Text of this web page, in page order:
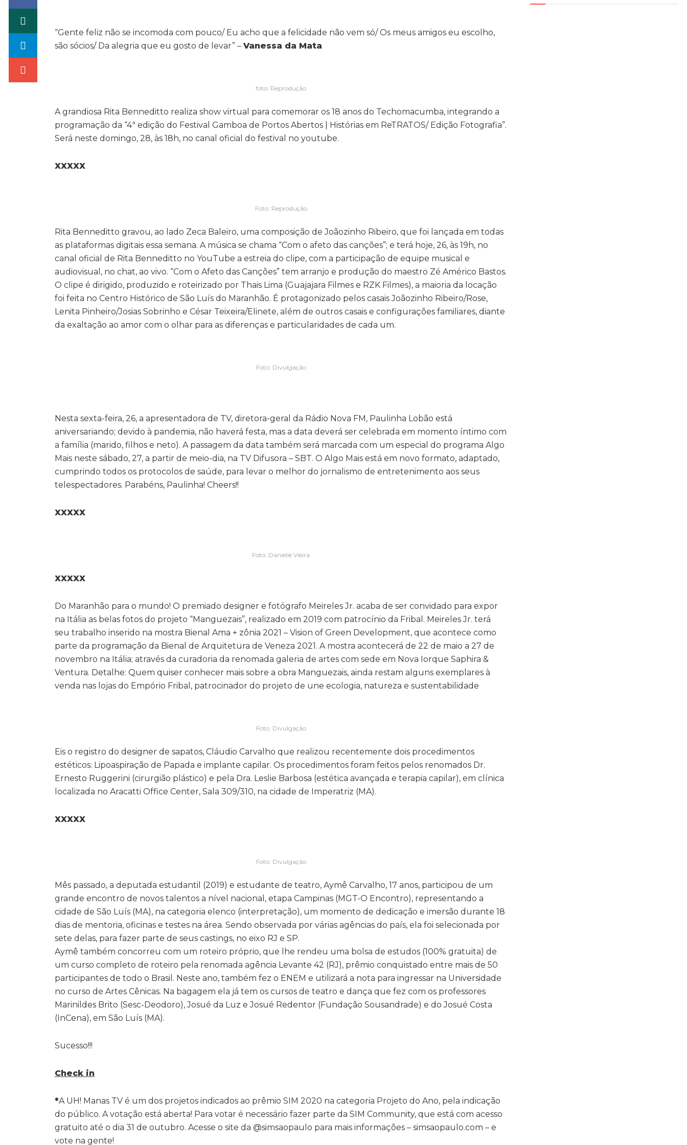
“Gente feliz não se incomoda com pouco/ Eu acho que a felicidade não vem só/ Os meus amigos eu escolho,
são sócios/ Da alegria que eu gosto de levar” – Vanessa da Mata
foto: Reprodução
A grandiosa Rita Benneditto realiza show virtual para comemorar os 18 anos do Techomacumba, integrando a
programação da “4ª edição do Festival Gamboa de Portos Abertos | Histórias em ReTRATOS/ Edição Fotografia”.
Será neste domingo, 28, às 18h, no canal oficial do festival no youtube.
XXXXX
Foto: Reprodução
Rita Benneditto gravou, ao lado Zeca Baleiro, uma composição de Joãozinho Ribeiro, que foi lançada em todas
as plataformas digitais essa semana. A música se chama “Com o afeto das canções”; e terá hoje, 26, às 19h, no
canal oficial de Rita Benneditto no YouTube a estreia do clipe, com a participação de equipe musical e
audiovisual, no chat, ao vivo. “Com o Afeto das Canções” tem arranjo e produção do maestro Zé Américo Bastos.
O clipe é dirigido, produzido e roteirizado por Thais Lima (Guajajara Filmes e RZK Filmes), a maioria da locação
foi feita no Centro Histórico de São Luís do Maranhão. É protagonizado pelos casais Joãozinho Ribeiro/Rose,
Lenita Pinheiro/Josias Sobrinho e César Teixeira/Elinete, além de outros casais e configurações familiares, diante
da exaltação ao amor com o olhar para as diferenças e particularidades de cada um.
Foto: Divulgação
Nesta sexta-feira, 26, a apresentadora de TV, diretora-geral da Rádio Nova FM, Paulinha Lobão está
aniversariando; devido à pandemia, não haverá festa, mas a data deverá ser celebrada em momento íntimo com
a família (marido, filhos e neto). A passagem da data também será marcada com um especial do programa Algo
Mais neste sábado, 27, a partir de meio-dia, na TV Difusora – SBT. O Algo Mais está em novo formato, adaptado,
cumprindo todos os protocolos de saúde, para levar o melhor do jornalismo de entretenimento aos seus
telespectadores. Parabéns, Paulinha! Cheers!!
XXXXX
Foto: Danielle Vieira
XXXXX
Do Maranhão para o mundo! O premiado designer e fotógrafo Meireles Jr. acaba de ser convidado para expor
na Itália as belas fotos do projeto “Manguezais”, realizado em 2019 com patrocínio da Fribal. Meireles Jr. terá
seu trabalho inserido na mostra Bienal Ama + zônia 2021 – Vision of Green Development, que acontece como
parte da programação da Bienal de Arquitetura de Veneza 2021. A mostra acontecerá de 22 de maio a 27 de
novembro na Itália; através da curadoria da renomada galeria de artes com sede em Nova Iorque Saphira &
Ventura. Detalhe: Quem quiser conhecer mais sobre a obra Manguezais, ainda restam alguns exemplares à
venda nas lojas do Empório Fribal, patrocinador do projeto de une ecologia, natureza e sustentabilidade
Foto: Divulgação
Eis o registro do designer de sapatos, Cláudio Carvalho que realizou recentemente dois procedimentos
estéticos: Lipoaspiração de Papada e implante capilar. Os procedimentos foram feitos pelos renomados Dr.
Ernesto Ruggerini (cirurgião plástico) e pela Dra. Leslie Barbosa (estética avançada e terapia capilar), em clínica
localizada no Aracatti Office Center, Sala 309/310, na cidade de Imperatriz (MA).
XXXXX
Foto: Divulgação
Mês passado, a deputada estudantil (2019) e estudante de teatro, Aymê Carvalho, 17 anos, participou de um
grande encontro de novos talentos a nível nacional, etapa Campinas (MGT-O Encontro), representando a
cidade de São Luís (MA), na categoria elenco (interpretação), um momento de dedicação e imersão durante 18
dias de mentoria, oficinas e testes na área. Sendo observada por várias agências do país, ela foi selecionada por
sete delas, para fazer parte de seus castings, no eixo RJ e SP.
Aymê também concorreu com um roteiro próprio, que lhe rendeu uma bolsa de estudos (100% gratuita) de
um curso completo de roteiro pela renomada agência Levante 42 (RJ), prêmio conquistado entre mais de 50
participantes de todo o Brasil. Neste ano, também fez o ENEM e utilizará a nota para ingressar na Universidade
no curso de Artes Cênicas. Na bagagem ela já tem os cursos de teatro e dança que fez com os professores
Marinildes Brito (Sesc-Deodoro), Josué da Luz e Josué Redentor (Fundação Sousandrade) e do Josué Costa
(InCena), em São Luís (MA).
Sucesso!!!
Check in
*A UH! Manas TV é um dos projetos indicados ao prêmio SIM 2020 na categoria Projeto do Ano, pela indicação
do público. A votação está aberta! Para votar é necessário fazer parte da SIM Community, que está com acesso
gratuito até o dia 31 de outubro. Acesse o site da @simsaopaulo para mais informações – simsaopaulo.com – e
vote na gente!